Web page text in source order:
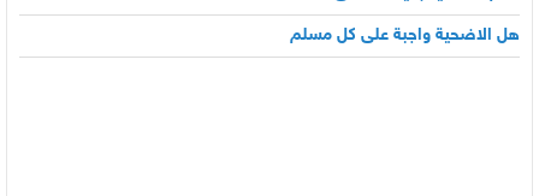
هل الاضحية واجبة على كل مسلم